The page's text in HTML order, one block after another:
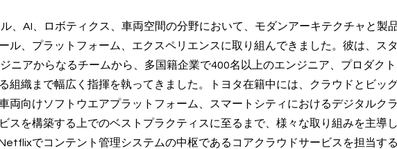
、AI、ロボティクス、車両空間の分野において、モダンアーキテクチャと製
ル、プラットフォーム、エクスペリエンスに取り組んできました。彼は、ス
ニアからなるチームから、多国籍企業で400名以上のエンジニア、プロダク
組織まで幅広く指揮を執ってきました。トヨタ在籍中には、クラウドとビッ
両向けソフトウエアプラットフォーム、スマートシティにおけるデジタルク
スを構築する上でのベストプラクティスに至るまで、様々な取り組みを主導
でコンテント管理システムの中枢であるコアクラウドサービスを担当す